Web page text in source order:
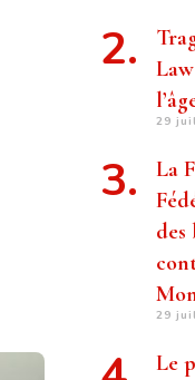
29
La
des
29
Le